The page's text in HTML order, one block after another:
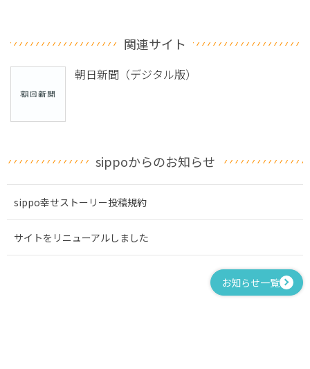
関連サイト
朝日新聞（デジタル版）
sippoからのお知らせ
sippo幸せストーリー投稿規約
サイトをリニューアルしました
お知らせ一覧